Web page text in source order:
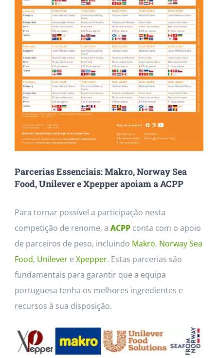
Parcerias Essenciais: Makro, Norway Sea
Food, Unilever e Xpepper apoiam a ACPP
Para tornar possível a participação nesta
competição de renome, a ACPPconta com o apoio
de parceiros de peso, incluindo Makro, Norway Sea
Food, Unilevere Xpepper. Estas parcerias são
fundamentais para garantir que a equipa
portuguesa tenha os melhores ingredientes e
recursos à sua disposição.